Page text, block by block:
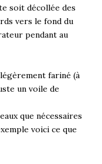
soit décollée des
vers le fond du
pendant au
fariné (à
un voile de
que nécessaires
voici ce que